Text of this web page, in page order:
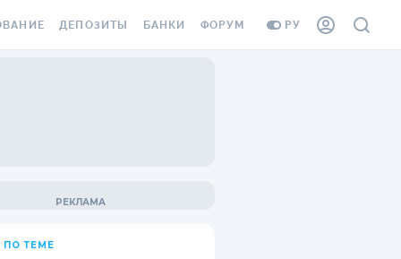
РУ
ДЕПОЗИТЫ
ВОПРОСЫ И ОТВЕТЫ
БАНКИ ФОРУМ
ПО ТЕМЕ